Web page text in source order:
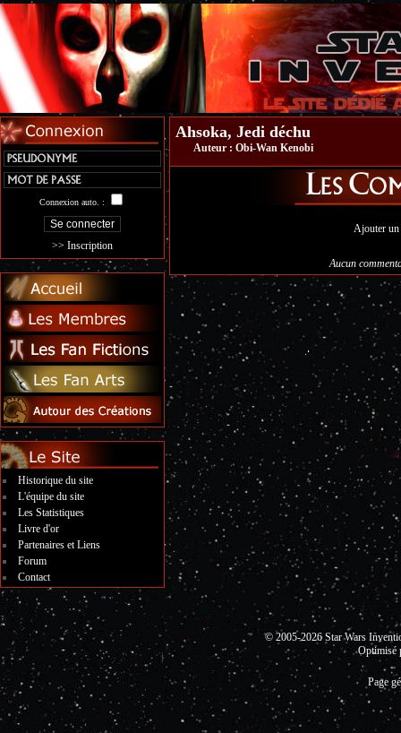
Connexion auto. :
>> Inscription
Historique du site
L'équipe du site
Les Statistiques
Livre d'or
Partenaires et Liens
Forum
Contact
Ahsoka, Jedi déchu
Auteur : Obi-Wan Kenobi
Ajouter un
Aucun
© 2005-2026 Star Wars
Optimisé
Page